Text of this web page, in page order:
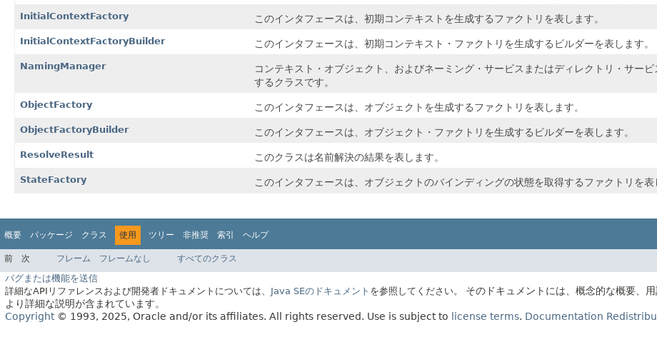
InitialContextFactory このインタフェースは、初期コンテキストを生成するファクトリを表します。
InitialContextFactoryBuilder このインタフェースは、初期コンテキスト・ファクトリを生成するビルダーを表します。
NamingManager
コンテキスト・オブジェクト、およびネーミング・サービスまたはディレクトリ・サー
するクラスです。
ObjectFactory このインタフェースは、オブジェクトを生成するファクトリを表します。
ObjectFactoryBuilder このインタフェースは、オブジェクト・ファクトリを生成するビルダーを表します。
ResolveResult このクラスは名前解決の結果を表します。
StateFactory このインタフェースは、オブジェクトのバインディングの状態を取得するファクトリを表
概要 パッケージ クラス 使用 ツリー 非推奨 索引 ヘルプ
前 次 フレーム フレームなし すべてのクラス
バグまたは機能を送信
詳細なAPIリファレンスおよび開発者ドキュメントについては、 Java SEのドキュメント を参照してください。
そのドキュメントには、概念的な概要、
より詳細な説明が含まれています。
Copyright© 1993, 2025, Oracle and/or its affiliates. All rights reserved. Use is subject to license terms. Documentation